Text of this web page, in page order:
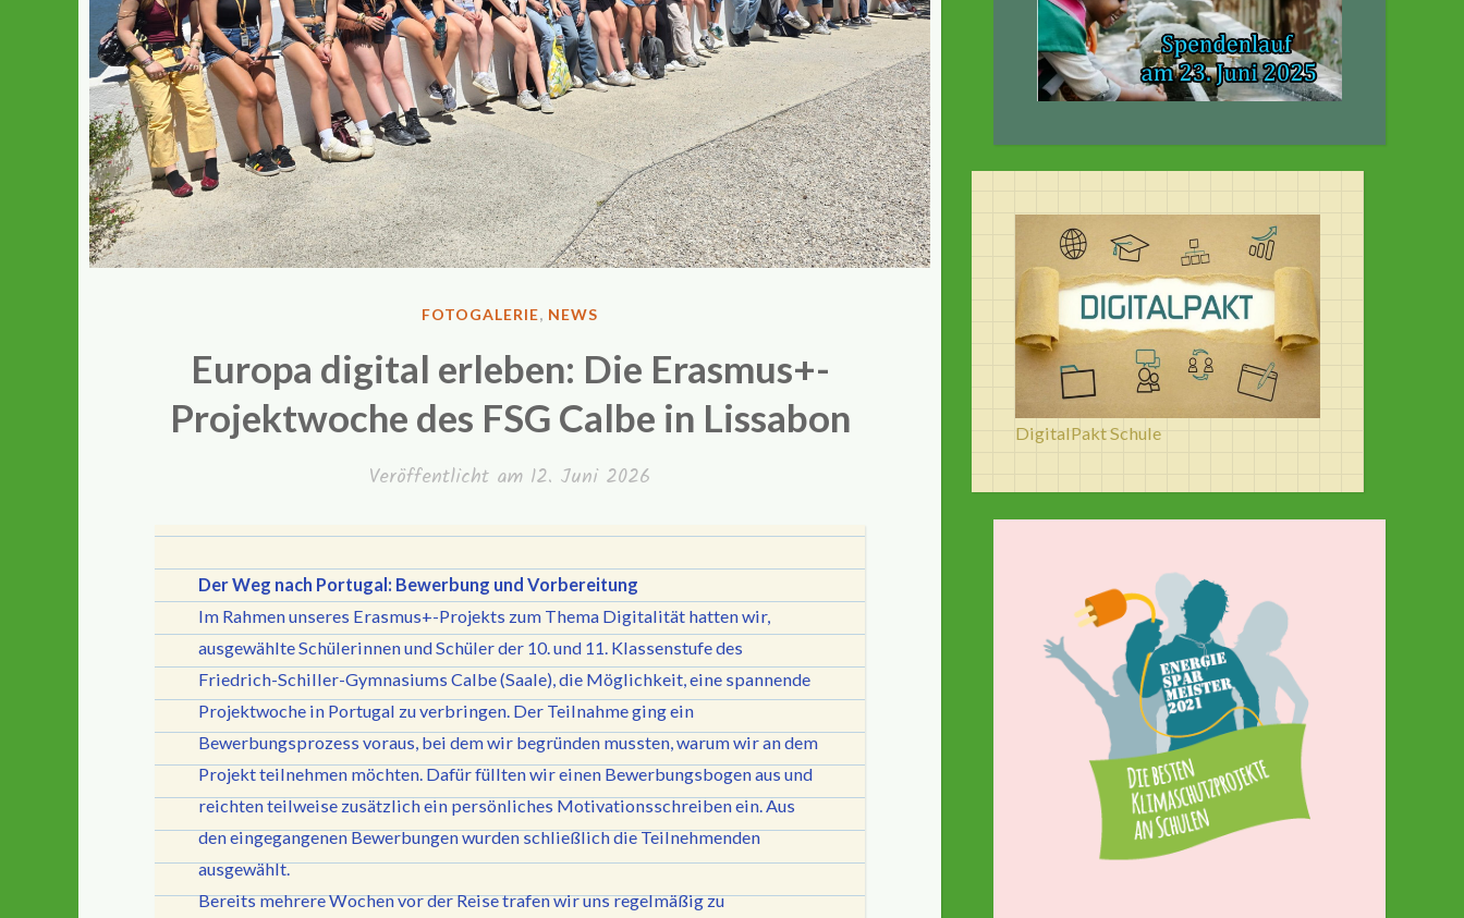
VERÖFFENTLICHT
FOTOGALERIE, NEWS
Europa digital erleben: Die Erasmus+-
Projektwoche des FSG Calbe in Lissabon
Veröffentlicht am 12. Juni 2026
Der Weg nach Portugal: Bewerbung und Vorbereitung
Im Rahmen unseres Erasmus+-Projekts zum Thema Digitalität hatten wir,
ausgewählte Schülerinnen und Schüler der 10. und 11. Klassenstufe des
Friedrich-Schiller-Gymnasiums Calbe (Saale), die Möglichkeit, eine spannende
Projektwoche in Portugal zu verbringen. Der Teilnahme ging ein
Bewerbungsprozess voraus, bei dem wir begründen mussten, warum wir an dem
Projekt teilnehmen möchten. Dafür füllten wir einen Bewerbungsbogen aus und
reichten teilweise zusätzlich ein persönliches Motivationsschreiben ein. Aus
den eingegangenen Bewerbungen wurden schließlich die Teilnehmenden
ausgewählt.
Bereits mehrere Wochen vor der Reise trafen wir uns regelmäßig zu
DigitalPakt Schule